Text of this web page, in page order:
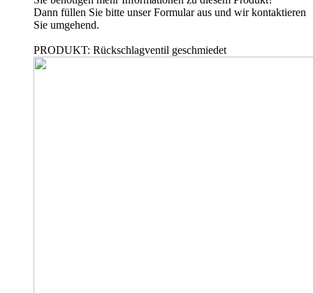
Dann füllen Sie bitte unser Formular aus und wir kontaktieren
Sie umgehend.
PRODUKT: Rückschlagventil geschmiedet